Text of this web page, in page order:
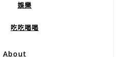
娛樂
吃吃喝喝
About